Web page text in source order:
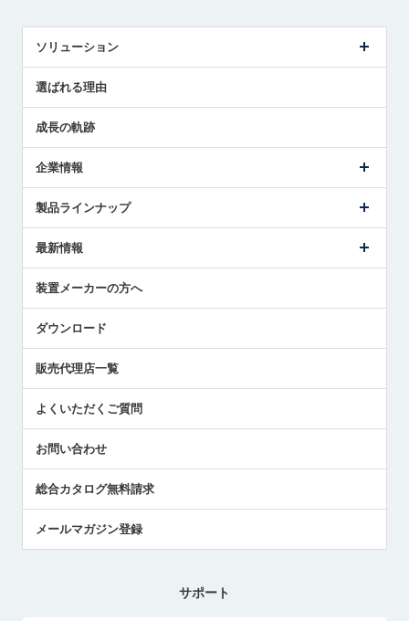
ソリューション
解決策提案
選ばれる理由
成長の軌跡
企業情報
ごあいさつ
受賞履歴
採用情報
国/地域/言語
製品ラインナップ
ツールセッタ製品
エアマイクロセンサ製品
最新情報
メトロールの技術
社員ブログ
中小企業のBCP地震対策
センサのテクニカルガイド
社長ブログ
装置メーカーの方へ
ダウンロード
販売代理店一覧
よくいただくご質問
お問い合わせ
総合カタログ無料請求
メールマガジン登録
サポート